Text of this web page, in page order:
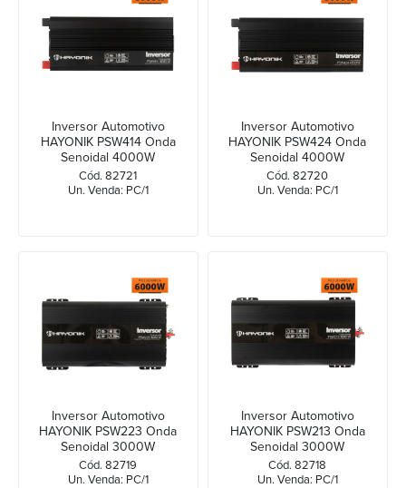
Inversor Automotivo
HAYONIK PSW414 Onda
Senoidal 4000W
48Vdc/127V
Cód. 82721
Un. Venda: PC/1
Inversor Automotivo
HAYONIK PSW424 Onda
Senoidal 4000W
48Vdc/220V
Cód. 82720
Un. Venda: PC/1
Inversor Automotivo
HAYONIK PSW223 Onda
Senoidal 3000W
24Vdc/220V
Cód. 82719
Un. Venda: PC/1
Inversor Automotivo
HAYONIK PSW213 Onda
Senoidal 3000W
24Vdc/127V
Cód. 82718
Un. Venda: PC/1